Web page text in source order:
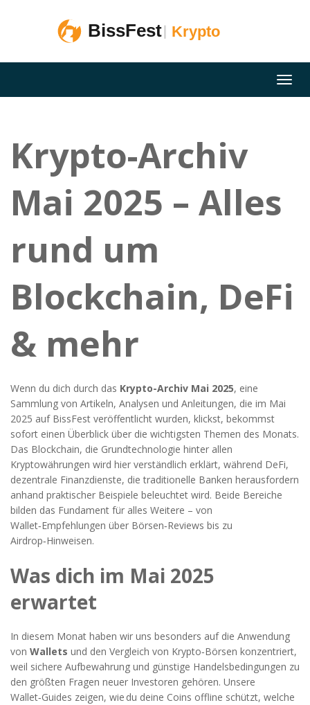
Krypto-Archiv
Mai 2025 – Alles
rund um
Blockchain, DeFi
& mehr
Wenn du dich durch das Krypto-Archiv Mai 2025, eine
Sammlung von Artikeln, Analysen und Anleitungen, die im Mai
2025 auf BissFest veröffentlicht wurden, klickst, bekommst
sofort einen Überblick über die wichtigsten Themen des Monats.
Das Blockchain, die Grundtechnologie hinter allen
Kryptowährungen wird hier verständlich erklärt, während DeFi,
dezentrale Finanzdienste, die traditionelle Banken herausfordern
anhand praktischer Beispiele beleuchtet wird. Beide Bereiche
bilden das Fundament für alles Weitere – von
Wallet‑Empfehlungen über Börsen‑Reviews bis zu
Airdrop‑Hinweisen.
Was dich im Mai 2025
erwartet
In diesem Monat haben wir uns besonders auf die Anwendung
von Wallets und den Vergleich von Krypto‑Börsen konzentriert,
weil sichere Aufbewahrung und günstige Handelsbedingungen zu
den größten Fragen neuer Investoren gehören. Unsere
Wallet‑Guides zeigen, wie du deine Coins offline schützt, welche